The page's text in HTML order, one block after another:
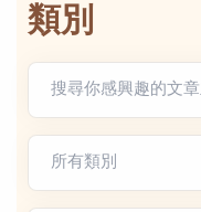
類別